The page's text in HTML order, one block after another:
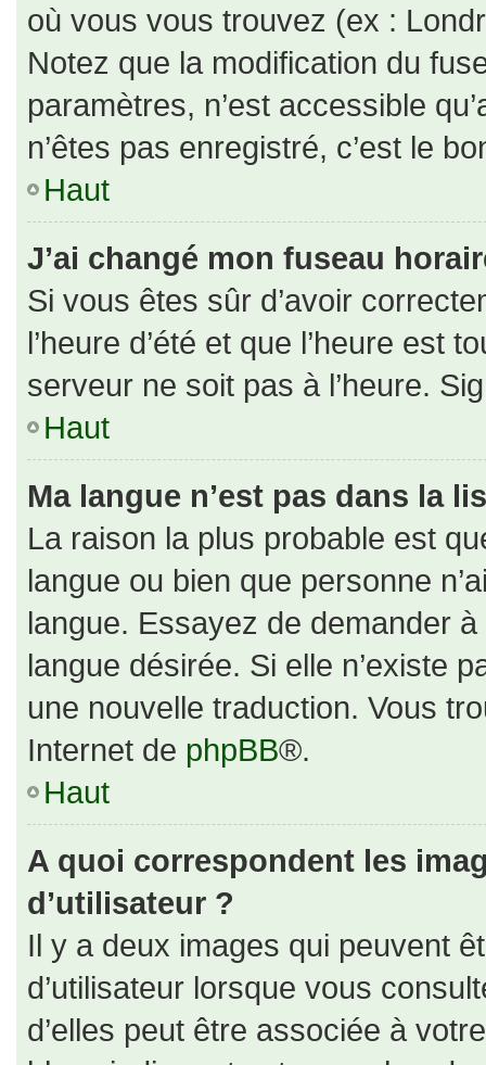
où vous vous trouvez (ex :
Notez que la modification du
paramètres, n’est accessible
n’êtes pas enregistré, c’est le
Haut
J’ai changé mon fuseau
Si vous êtes sûr d’avoir
l’heure d’été et que l’heure est
serveur ne soit pas à l’heure.
Haut
Ma langue n’est pas dans la
La raison la plus probable est
langue ou bien que personne
langue. Essayez de demander
langue désirée. Si elle n’existe
une nouvelle traduction. Vous
Internet de phpBB®.
Haut
A quoi correspondent les
d’utilisateur ?
Il y a deux images qui peuvent
d’utilisateur lorsque vous
d’elles peut être associée à